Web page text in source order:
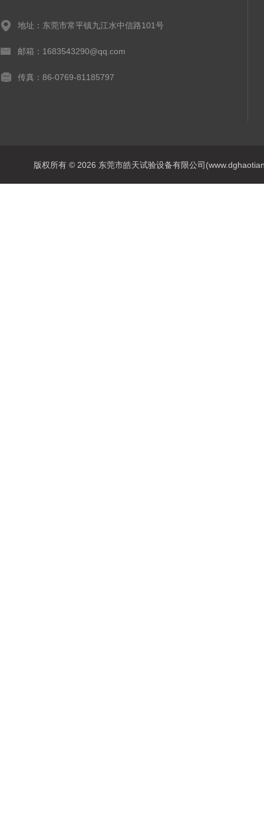
地址：东莞市常平镇九江水中信路101号
邮箱：1683543290@qq.com
传真：86-0769-81185797
版权所有 © 2026 东莞市皓天试验设备有限公司